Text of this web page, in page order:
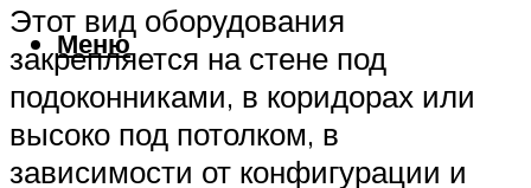
Меню
Этот вид оборудования
закрепляется на стене под
подоконниками, в коридорах или
высоко под потолком, в
зависимости от конфигурации и